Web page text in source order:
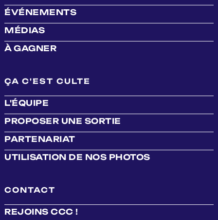
ÉVÉNEMENTS
MÉDIAS
À GAGNER
ÇA C'EST CULTE
L'ÉQUIPE
PROPOSER UNE SORTIE
PARTENARIAT
UTILISATION DE NOS PHOTOS
CONTACT
REJOINS CCC !